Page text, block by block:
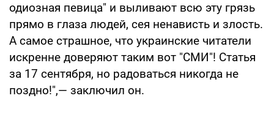
одиозная певица" и выливают всю эту грязь
прямо в глаза людей, сея ненависть и злость.
А самое страшное, что украинские читатели
искренне доверяют таким вот "СМИ"! Статья
за 17 сентября, но радоваться никогда не
поздно!",— заключил он.